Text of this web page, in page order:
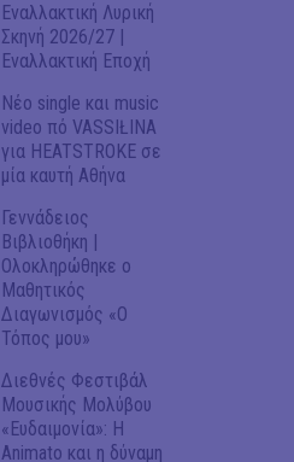
Εναλλακτική Λυρική
Σκηνή 2026/27 |
Εναλλακτική Εποχή
Νέο single και music
video πό VASSIŁINA
για HEATSTROKE σε
μία καυτή Αθήνα
Γεννάδειος
Βιβλιοθήκη |
Ολοκληρώθηκε ο
Μαθητικός
Διαγωνισμός «Ο
Τόπος μου»
Διεθνές Φεστιβάλ
Μουσικής Μολύβου
«Ευδαιμονία»: Η
Animato και η δύναμη